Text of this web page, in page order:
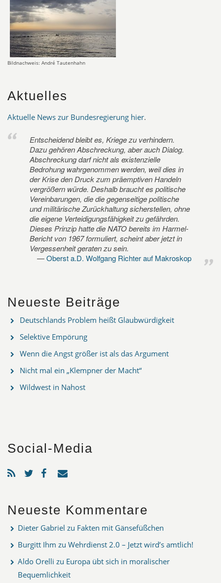
Bildnachweis: André Tautenhahn
Aktuelles
Aktuelle News zur Bundesregierung hier.
Entscheidend bleibt es, Kriege zu verhindern.
Dazu gehören Abschreckung, aber auch Dialog.
Abschreckung darf nicht als existenzielle
Bedrohung wahrgenommen werden, weil dies in
der Krise den Druck zum präemptiven Handeln
vergrößern würde. Deshalb braucht es politische
Vereinbarungen, die die gegenseitige politische
und militärische Zurückhaltung sicherstellen, ohne
die eigene Verteidigungsfähigkeit zu gefährden.
Dieses Prinzip hatte die NATO bereits im Harmel-
Bericht von 1967 formuliert, scheint aber jetzt in
Vergessenheit geraten zu sein.
Oberst a.D. Wolfgang Richter auf Makroskop
Neueste Beiträge
Deutschlands Problem heißt Glaubwürdigkeit
Selektive Empörung
Wenn die Angst größer ist als das Argument
Nicht mal ein „Klempner der Macht“
Wildwest in Nahost
Social-Media
Neueste Kommentare
Dieter Gabriel zu Fakten mit Gänsefüßchen
Burgitt Ihm zu Wehrdienst 2.0 – Jetzt wird’s amtlich!
Aldo Orelli zu Europa übt sich in moralischer
Bequemlichkeit